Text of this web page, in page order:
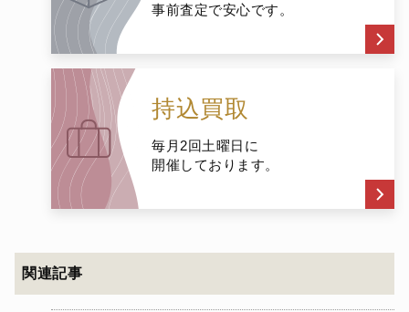
事前査定で安心です。
持込買取
毎月2回土曜日に
開催しております。
関連記事